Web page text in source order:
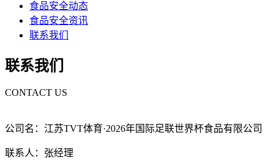
食品安全动态
食品安全资讯
联系我们
联系我们
CONTACT US
公司名：江苏TVT体育·2026年国际足联世界杯食品有限公司
联系人：张经理